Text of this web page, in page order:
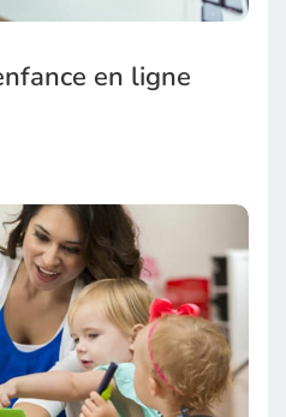
en ligne